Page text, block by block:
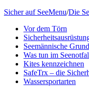
Sicher auf SeeMenu/Die
Vor dem Törn
Seemännische
Was tun im
Kites kennzeichnen
SafeTrx – die
Wassersportarten